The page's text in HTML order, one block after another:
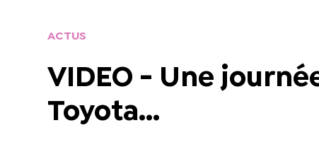
ACTUS
VIDEO - Une
Toyota...